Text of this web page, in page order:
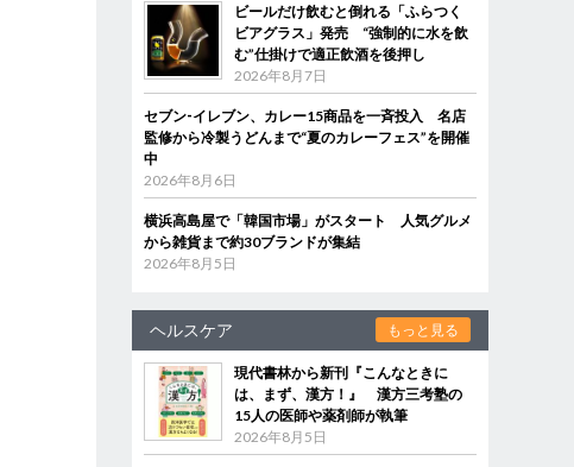
ビールだけ飲むと倒れる「ふらつく
ビアグラス」発売 “強制的に水を飲
む”仕掛けで適正飲酒を後押し
2026年8月7日
セブン‐イレブン、カレー15商品を一斉投入 名店
監修から冷製うどんまで“夏のカレーフェス”を開催
中
2026年8月6日
横浜高島屋で「韓国市場」がスタート 人気グルメ
から雑貨まで約30ブランドが集結
2026年8月5日
ヘルスケア もっと見る
現代書林から新刊『こんなときに
は、まず、漢方！』 漢方三考塾の
15人の医師や薬剤師が執筆
2026年8月5日